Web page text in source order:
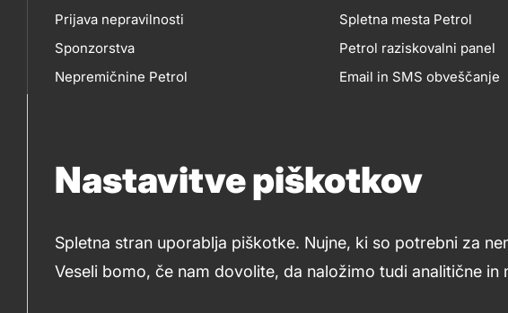
Nastavitve piškotkov
Spletna stran uporablja piškotke. Nujne, ki so potrebni za
Veseli bomo, če nam dovolite, da naložimo tudi analitične in
Prijava nepravilnosti
Sponzorstva
Nepremičnine Petrol
IN
Spletna mesta Petrol
Petrol raziskovalni panel
Email in SMS obveščanje
Social
media
Varstvo